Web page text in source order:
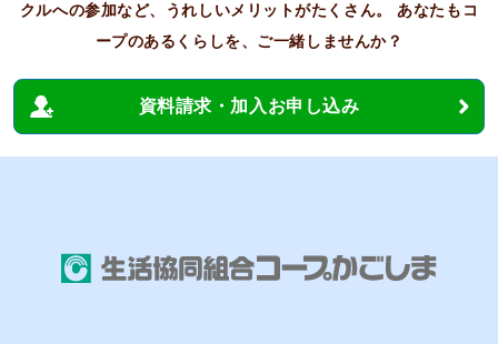
クルへの参加など、うれしいメリットがたくさん。
あなたもコ
ープのあるくらしを、ご一緒しませんか？
資料請求・加入お申し込み